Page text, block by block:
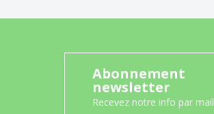
Abonnement
newsletter
Recevez notre info par mail